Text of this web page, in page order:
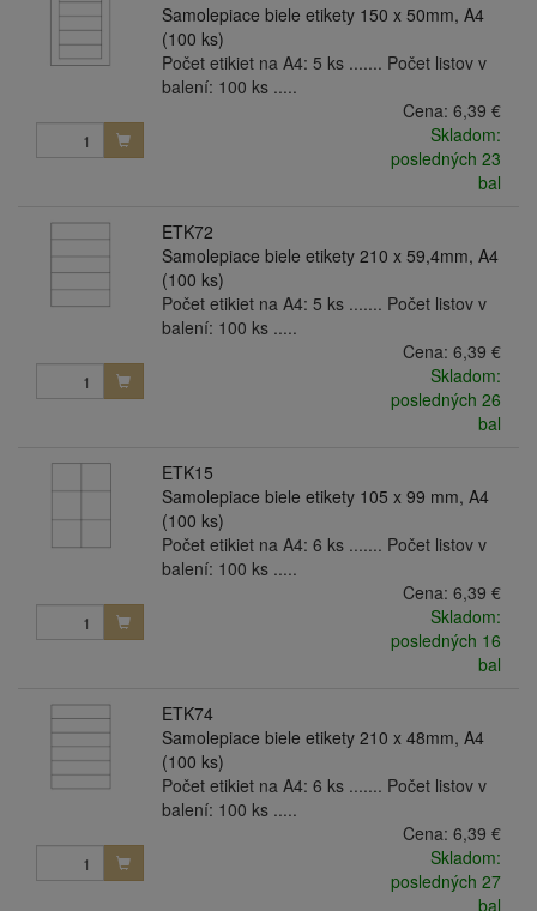
Samolepiace biele etikety 150 x 50mm, A4
(100 ks)
Počet etikiet na A4: 5 ks ....... Počet listov v
balení: 100 ks .....
Cena: 6,39 €
Skladom:
posledných 23
bal
ETK72
Samolepiace biele etikety 210 x 59,4mm, A4
(100 ks)
Počet etikiet na A4: 5 ks ....... Počet listov v
balení: 100 ks .....
Cena: 6,39 €
Skladom:
posledných 26
bal
ETK15
Samolepiace biele etikety 105 x 99 mm, A4
(100 ks)
Počet etikiet na A4: 6 ks ....... Počet listov v
balení: 100 ks .....
Cena: 6,39 €
Skladom:
posledných 16
bal
ETK74
Samolepiace biele etikety 210 x 48mm, A4
(100 ks)
Počet etikiet na A4: 6 ks ....... Počet listov v
balení: 100 ks .....
Cena: 6,39 €
Skladom:
posledných 27
bal